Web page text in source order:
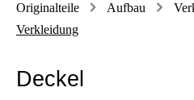
Originalteile Aufbau
Verkleidung
Deckel